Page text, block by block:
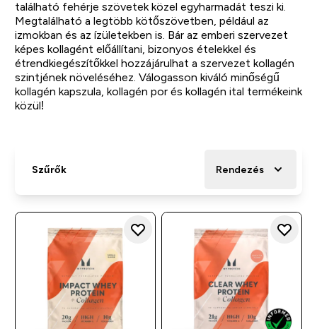
található fehérje szövetek közel egyharmadát teszi ki.
Megtalálható a legtöbb kötőszövetben, például az
izmokban és az ízületekben is. Bár az emberi szervezet
képes kollagént előállítani, bizonyos ételekkel és
étrendkiegészítőkkel hozzájárulhat a szervezet kollagén
szintjének növeléséhez. Válogasson kiváló minőségű
kollagén kapszula, kollagén por és kollagén ital termékeink
közül!
Szűrők Rendezés